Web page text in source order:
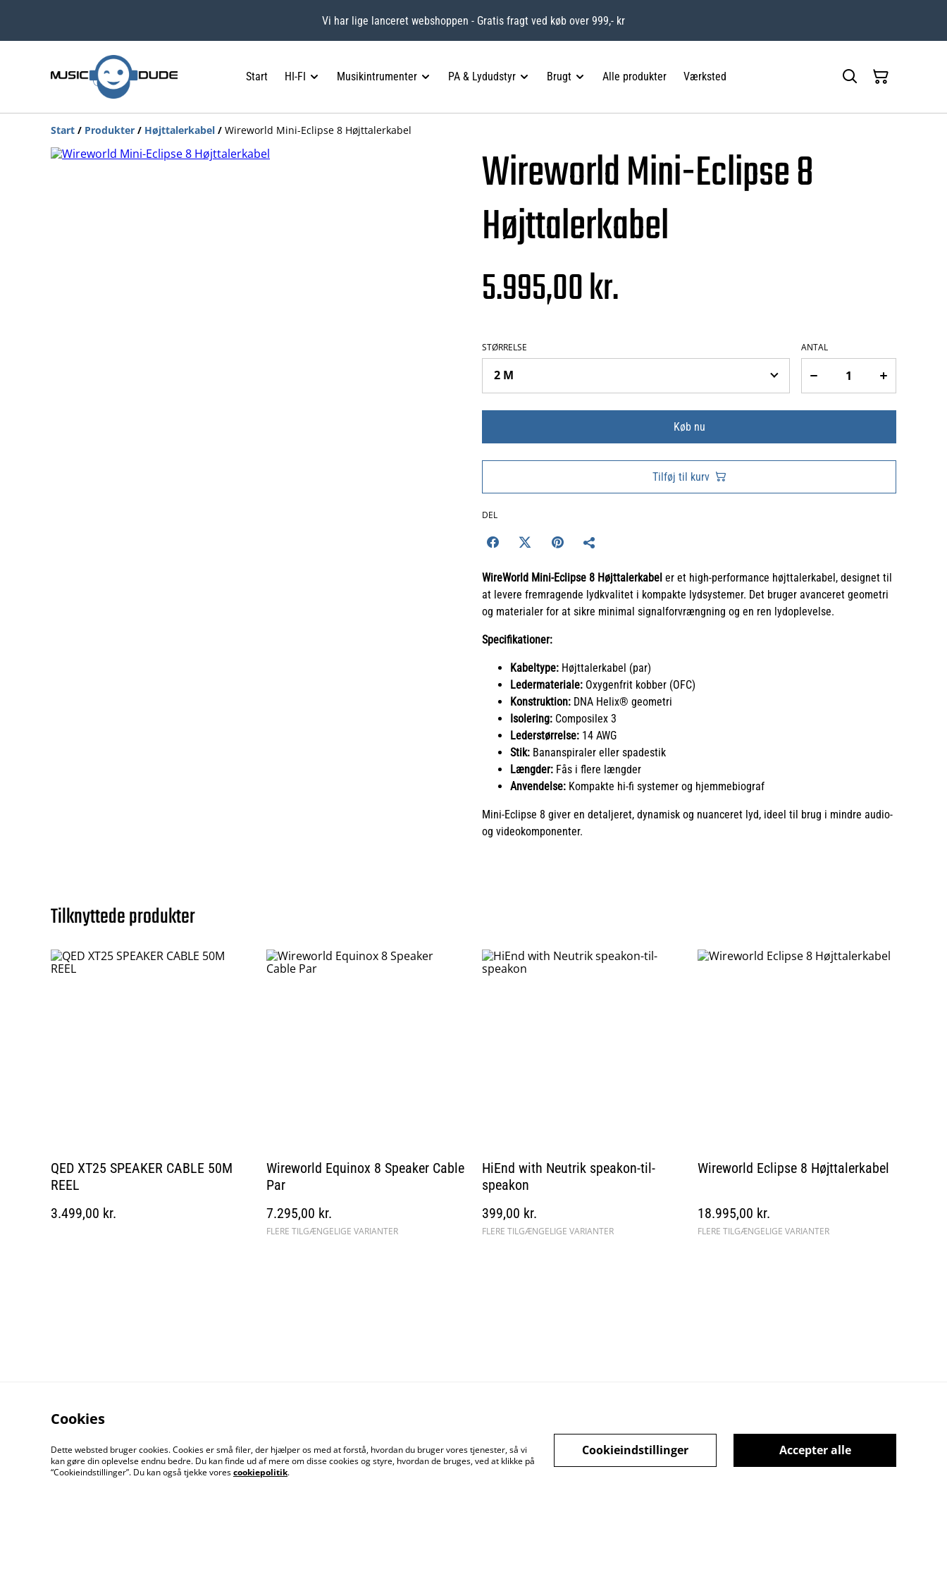
Vi har lige lanceret webshoppen - Gratis fragt ved køb over 999,- kr
Start HI-FI Musikintrumenter PA & Lydudstyr Brugt Alle produkter Værksted
Start / Produkter / Højttalerkabel / Wireworld Mini-Eclipse 8 Højttalerkabel
Wireworld Mini-Eclipse 8
Højttalerkabel
5.995,00 kr.
STØRRELSE ANTAL
Køb nu
Tilføj til kurv
DEL
WireWorld Mini-Eclipse 8 Højttalerkabel er et high-performance højttalerkabel, designet til
at levere fremragende lydkvalitet i kompakte lydsystemer. Det bruger avanceret geometri
og materialer for at sikre minimal signalforvrængning og en ren lydoplevelse.
Specifikationer:
Kabeltype: Højttalerkabel (par)
Ledermateriale: Oxygenfrit kobber (OFC)
Konstruktion: DNA Helix® geometri
Isolering: Composilex 3
Lederstørrelse: 14 AWG
Stik: Bananspiraler eller spadestik
Længder: Fås i flere længder
Anvendelse: Kompakte hi-fi systemer og hjemmebiograf
Mini-Eclipse 8 giver en detaljeret, dynamisk og nuanceret lyd, ideel til brug i mindre audio-
og videokomponenter.
Tilknyttede produkter
QED XT25 SPEAKER CABLE 50M
REEL
3.499,00 kr.
Wireworld Equinox 8 Speaker Cable
Par
7.295,00 kr.
FLERE TILGÆNGELIGE VARIANTER
HiEnd with Neutrik speakon-til-
speakon
399,00 kr.
FLERE TILGÆNGELIGE VARIANTER
Wireworld Eclipse 8 Højttalerkabel
18.995,00 kr.
FLERE TILGÆNGELIGE VARIANTER
Kontakt os Åbningstider Betingelser Fortrolighedspolitik Cookiepolitik
Cookies
Dette websted bruger cookies. Cookies er små filer, der hjælper os med at forstå, hvordan du bruger vores tjenester, så vi
kan gøre din oplevelse endnu bedre. Du kan finde ud af mere om disse cookies og styre, hvordan de bruges, ved at klikke på
“Cookieindstillinger”. Du kan også tjekke vorescookiepolitik.
Accepter alle
Cookieindstillinger